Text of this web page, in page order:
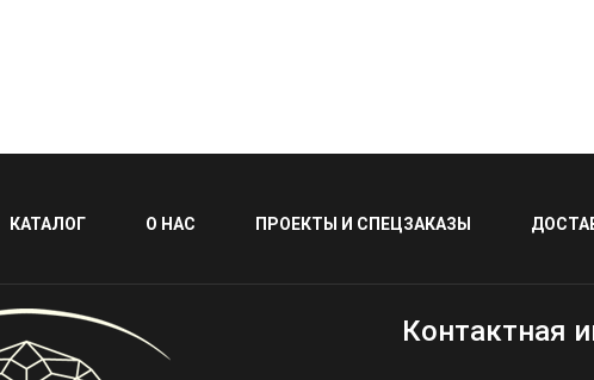
КАТАЛОГ О НАС ПРОЕКТЫ И СПЕЦЗАКАЗЫ
Контактная